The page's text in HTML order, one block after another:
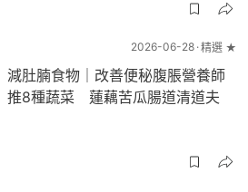
2026-06-28 精選 ★
減肚腩食物｜改善便秘腹脹營養師
推8種蔬菜 蓮藕苦瓜腸道清道夫